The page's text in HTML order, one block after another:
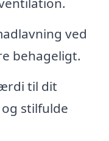
ved
behageligt.
til dit
stilfulde